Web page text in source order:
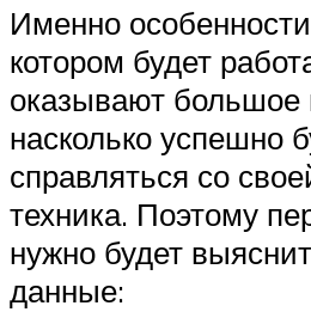
Именно
котором будет
оказывают большое
насколько успешно
справляться со
техника. Поэтому
нужно будет
данные: